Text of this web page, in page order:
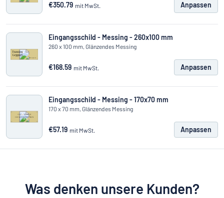
€350.79 mit MwSt. Anpassen
Eingangsschild - Messing - 260x100 mm
260 x 100 mm, Glänzendes Messing
€168.59 mit MwSt. Anpassen
Eingangsschild - Messing - 170x70 mm
170 x 70 mm, Glänzendes Messing
€57.19 mit MwSt. Anpassen
Was denken unsere Kunden?